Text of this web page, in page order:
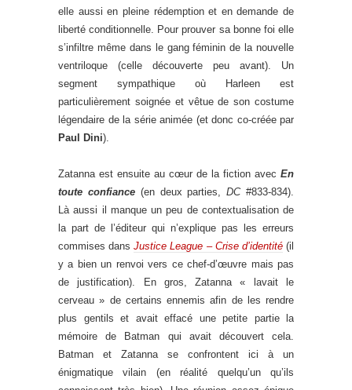
elle aussi en pleine rédemption et en demande de
liberté conditionnelle. Pour prouver sa bonne foi elle
s’infiltre même dans le gang féminin de la nouvelle
ventriloque (celle découverte peu avant). Un
segment sympathique où Harleen est
particulièrement soignée et vêtue de son costume
légendaire de la série animée (et donc co-créée par
Paul Dini).
Zatanna est ensuite au cœur de la fiction avec En
toute confiance(en deux parties,DC#833-834).
Là aussi il manque un peu de contextualisation de
la part de l’éditeur qui n’explique pas les erreurs
commises dansJustice League – Crise d’identité(il
y a bien un renvoi vers ce chef-d’œuvre mais pas
de justification). En gros, Zatanna « lavait le
cerveau » de certains ennemis afin de les rendre
plus gentils et avait effacé une petite partie la
mémoire de Batman qui avait découvert cela.
Batman et Zatanna se confrontent ici à un
énigmatique vilain (en réalité quelqu’un qu’ils